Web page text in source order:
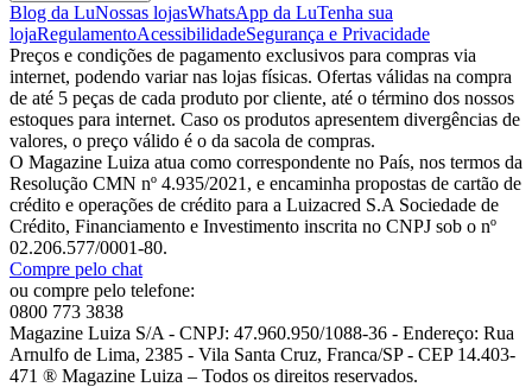
Blog da LuNossas lojasWhatsApp da LuTenha sua
lojaRegulamentoAcessibilidadeSegurança e Privacidade
Preços e condições de pagamento exclusivos para compras via
internet, podendo variar nas lojas físicas. Ofertas válidas na compra
de até 5 peças de cada produto por cliente, até o término dos nossos
estoques para internet. Caso os produtos apresentem divergências de
valores, o preço válido é o da sacola de compras.
O Magazine Luiza atua como correspondente no País, nos termos da
Resolução CMN nº 4.935/2021, e encaminha propostas de cartão de
crédito e operações de crédito para a Luizacred S.A Sociedade de
Crédito, Financiamento e Investimento inscrita no CNPJ sob o nº
02.206.577/0001-80.
Compre pelo chat
ou compre pelo telefone:
0800 773 3838
Magazine Luiza S/A - CNPJ: 47.960.950/1088-36 - Endereço: Rua
Arnulfo de Lima, 2385 - Vila Santa Cruz, Franca/SP - CEP 14.403-
471 ® Magazine Luiza – Todos os direitos reservados.